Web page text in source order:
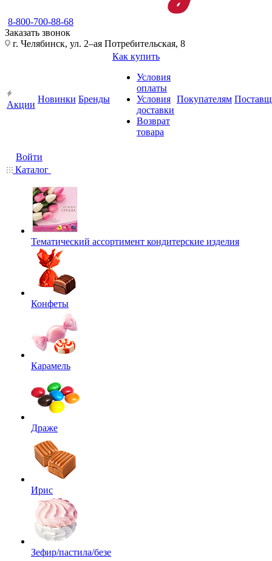
8-800-700-88-68
Заказать звонок
г. Челябинск, ул. 2–ая Потребительская, 8
Акции
Новинки Бренды
Как купить
Условия
оплаты
Условия
доставки
Возврат
товара
Покупателям
Войти
Каталог
Тематический ассортимент кондитерские изделия
Конфеты
Карамель
Драже
Ирис
Зефир/пастила/безе